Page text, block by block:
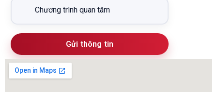
Gửi thông tin